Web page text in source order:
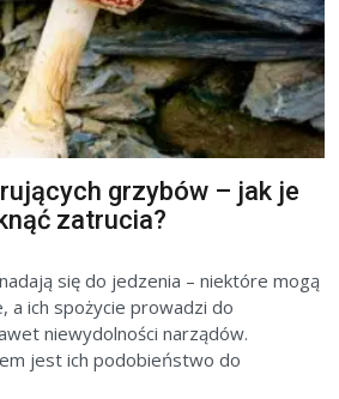
grzybów – jak je
zatrucia?
się do jedzenia – niektóre mogą
a ich spożycie prowadzi do
niewydolności narządów.
jest ich podobieństwo do